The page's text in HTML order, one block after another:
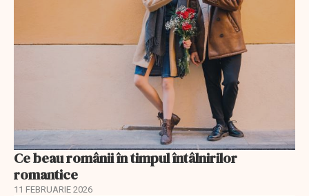
Ce beau românii în timpul întâlnirilor
romantice
11 FEBRUARIE 2026